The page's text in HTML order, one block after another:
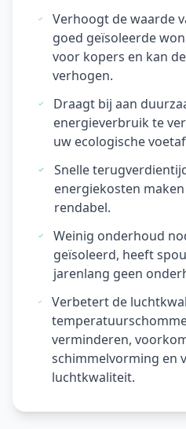
Verhoogt de waarde
goed geïsoleerde
voor kopers en kan
verhogen.
Draagt bij aan
energieverbruik te
uw ecologische
Snelle
energiekosten
rendabel.
Weinig onderhoud
geïsoleerd, heeft
jarenlang geen
Verbetert de
verminderen,
schimmelvorming en
luchtkwaliteit.